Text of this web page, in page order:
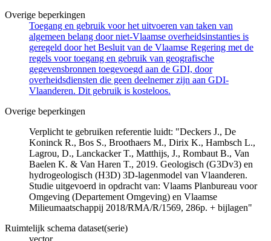
Overige beperkingen
Toegang en gebruik voor het uitvoeren van taken van
algemeen belang door niet-Vlaamse overheidsinstanties is
geregeld door het Besluit van de Vlaamse Regering met de
regels voor toegang en gebruik van geografische
gegevensbronnen toegevoegd aan de GDI, door
overheidsdiensten die geen deelnemer zijn aan GDI-
Vlaanderen. Dit gebruik is kosteloos.
Overige beperkingen
Verplicht te gebruiken referentie luidt: "Deckers J., De
Koninck R., Bos S., Broothaers M., Dirix K., Hambsch L.,
Lagrou, D., Lanckacker T., Matthijs, J., Rombaut B., Van
Baelen K. & Van Haren T., 2019. Geologisch (G3Dv3) en
hydrogeologisch (H3D) 3D-lagenmodel van Vlaanderen.
Studie uitgevoerd in opdracht van: Vlaams Planbureau voor
Omgeving (Departement Omgeving) en Vlaamse
Milieumaatschappij 2018/RMA/R/1569, 286p. + bijlagen"
Ruimtelijk schema dataset(serie)
vector